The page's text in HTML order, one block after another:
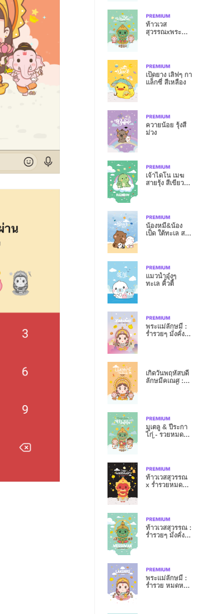
ท้าวเวส
สุวรรณxพระ
เป็ดยาง เลิฟๆ กา
แล็กซี่ สีเหลือง
ควายน้อย รุ้งสี
ม่วง
เจ้าไดโน เมฆ
สายรุ้ง สีเขียว
น้องหมี&น้อง
เป็ด ใต้ทะเล สวี
แมวน้ำอุ๋งๆ
ทะเล คิ้วตี้
พระแม่ลักษมี :
ร่ำรวยๆ มั่งคั่งๆ
เกิดวันพฤหัสบดี
ลักษมีคเณศ :
มูเตลู & ปีระกา
ไก่ - รวยหมด
ท้าวเวสสุวรรณ
x ร่ำรวยหมดหนี้
ท้าวเวสสุวรรณ :
ร่ำรวยๆ มั่งคั่งๆ
พระแม่ลักษมี :
ร่ำรวย หมดหนี้